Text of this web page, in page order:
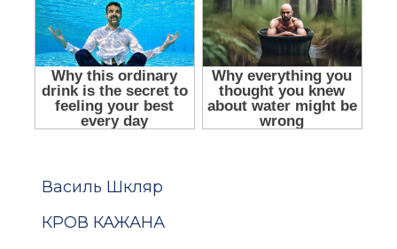
Василь Шкляр
КРОВ КАЖАНА